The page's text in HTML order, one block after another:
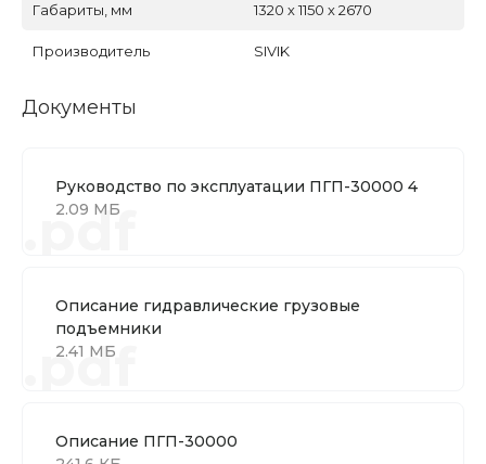
Габариты, мм 1320 х 1150 х 2670
Производитель SIVIK
Документы
Руководство по эксплуатации ПГП-30000 4
2.09 МБ
.pdf
Описание гидравлические грузовые
подъемники
2.41 МБ
.pdf
Описание ПГП-30000